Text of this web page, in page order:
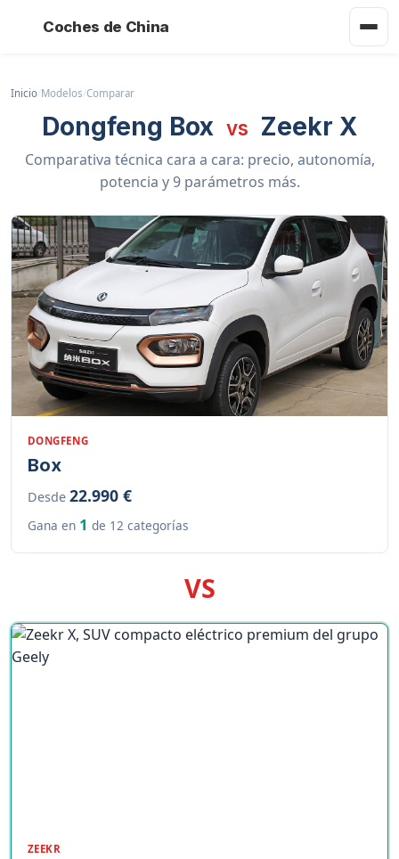
Coches de China
Inicio/Modelos/Comparar
Dongfeng Box vs Zeekr X
Comparativa técnica cara a cara: precio, autonomía,
potencia y 9 parámetros más.
DONGFENG
Box
Desde 22.990 €
Gana en 1 de 12 categorías
VS
ZEEKR